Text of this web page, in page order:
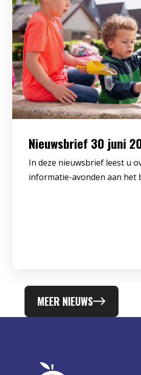
Nieuwsbrief 30 juni
In deze nieuwsbrief leest u
informatie-avonden aan het
MEER NIEUWS